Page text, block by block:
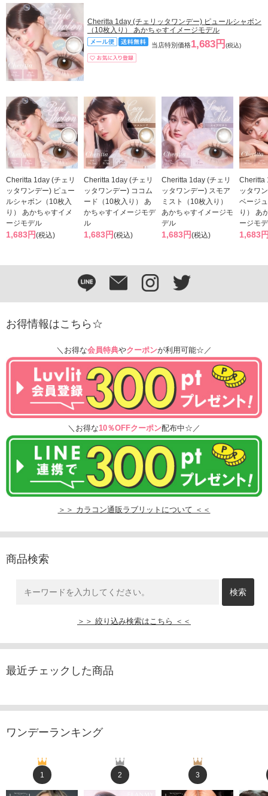
Cheritta 1day (チェリッタワンデー) ピュールシャボン
（10枚入り） あかちゃすイメージモデル
当店特別価格1,683円 (税込)
Cheritta 1day (チェリ
ッタワンデー) ピュー
ルシャボン（10枚入
り） あかちゃすイメ
ージモデル
1,683円(税込)
Cheritta 1day (チェリ
ッタワンデー) ココム
ード（10枚入り） あ
かちゃすイメージモデ
ル
1,683円(税込)
Cheritta 1day (チェリ
ッタワンデー) スモア
ミスト（10枚入り）
あかちゃすイメージモ
デル
1,683円(税込)
Cheritta
ッタワ
ベージ
り） あ
ージモ
1,683
お得情報はこちら☆
＼お得な会員特典やクーポンが利用可能☆／
＼お得な10％OFFクーポン配布中☆／
＞＞ カラコン通販ラブリットについて ＜＜
商品検索
＞＞ 絞り込み検索はこちら ＜＜
最近チェックした商品
ワンデーランキング
1 2 3